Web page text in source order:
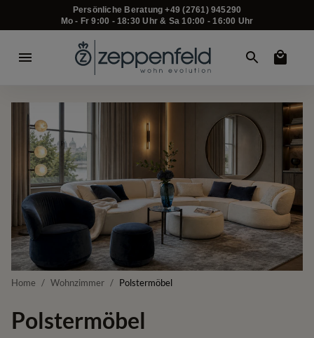
Persönliche Beratung +49 (2761) 945290
Mo - Fr 9:00 - 18:30 Uhr & Sa 10:00 - 16:00 Uhr
Home / Wohnzimmer / Polstermöbel
Polstermöbel